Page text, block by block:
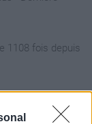
1108 fois depuis